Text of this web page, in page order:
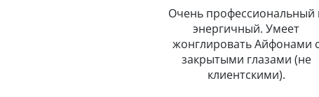
Очень профессиональный
энергичный. Умеет
жонглировать Айфонами с
закрытыми глазами (не
клиентскими).